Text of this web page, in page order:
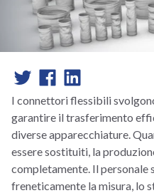
I connettori flessibili
garantire il trasferimento
diverse apparecchiature.
essere sostituiti, la
completamente. Il personale
freneticamente la misura, lo